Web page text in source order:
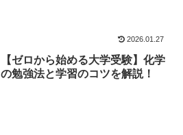
2026.01.27
【ゼロから始める大学受験】化学
の勉強法と学習のコツを解説！